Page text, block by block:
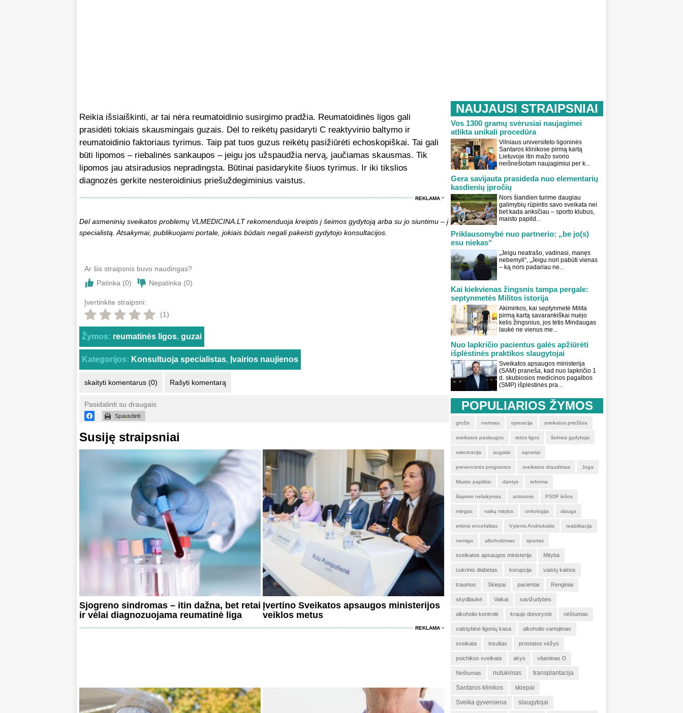
Reikia išsiaiškinti, ar tai nėra reumatoidinio susirgimo pradžia. Reumatoidinės ligos gali
prasidėti tokiais skausmingais guzais. Dėl to reikėtų pasidaryti C reaktyvinio baltymo ir
reumatoidinio faktoriaus tyrimus. Taip pat tuos guzus reikėtų pasižiūrėti echoskopiškai. Tai gali
būti lipomos – riebalinės sankaupos – jeigu jos užspaudžia nervą, jaučiamas skausmas. Tik
lipomos jau atsiradusios nepradingsta. Būtinai pasidarykite šiuos tyrimus. Ir iki tikslios
diagnozės gerkite nesteroidinius priešuždegiminius vaistus.
REKLAMA
Dėl asmeninių sveikatos problemų VLMEDICINA.LT rekomenduoja kreiptis į šeimos gydytoją arba su jo siuntimu – į
specialistą. Atsakymai, publikuojami portale, jokiais būdais negali pakeisti gydytojo konsultacijos.
Ar šis straipsnis buvo naudingas?
Patinka (0) Nepatinka (0)
Įvertinkite straipsni:
(1)
Žymos: reumatinės ligos, guzai
Kategorijos: Konsultuoja specialistas, Įvairios naujienos
skaityti komentarus (0) Rašyti komentarą
Pasidalinti su draugais
Susiję straipsniai
Sjogreno sindromas – itin dažna, bet retai
ir vėlai diagnozuojama reumatinė liga
Įvertino Sveikatos apsaugos ministerijos
veiklos metus
REKLAMA
NAUJAUSI STRAIPSNIAI
Vos 1300 gramų svėrusiai naujagimei
atlikta unikali procedūra
Vilniaus universiteto ligoninės
Santaros klinikose pirmą kartą
Lietuvoje itin mažo svorio
neišnešiotam naujagimiui per k...
Gera savijauta prasideda nuo elementarių
kasdienių įpročių
Nors šiandien turime daugiau
galimybių rūpintis savo sveikata nei
bet kada anksčiau – sporto klubus,
maisto papild...
Priklausomybė nuo partnerio: „be jo(s)
esu niekas“
„Jeigu neatrašo, vadinasi, manęs
nebemyli“, „Jeigu nori pabūti vienas
– ką nors padariau ne...
Kai kiekvienas žingsnis tampa pergale:
septynmetės Militos istorija
Akimirkos, kai septynmetė Milita
pirmą kartą savarankiškai nuėjo
kelis žingsnius, jos tėtis Mindaugas
laukė ne vienus me...
Nuo lapkričio pacientus galės apžiūrėti
išplėstinės praktikos slaugytojai
Sveikatos apsaugos ministerija
(SAM) praneša, kad nuo lapkričio 1
d. skubiosios medicinos pagalbos
(SMP) išplėstinės pra...
POPULIARIOS ŽYMOS
grožis nerimas operacija sveikatos priežiūra
sveikatos paslaugos retos ligos šeimos gydytojai
vakcinacija augalai sąnariai
prevencinės programos sveikatos draudimas Joga
Maisto papildai dantys reforma
šlapimo nelaikymas antsvoris PSDF lėšos
miegas vaikų mityba onkologija slauga
erkinis encefalitas Vytenis Andriukaitis reabilitacija
nemiga alkoholizmas sportas
sveikatos apsaugos ministerija Mityba
cukrinis diabetas korupcija vaistų kainos
traumos Skiepai pacientai Renginiai
skydliaukė Vaikai savižudybės
alkoholio kontrolė kraujo donorystė nėštumas
valstybinė ligonių kasa alkoholio vartojimas
sveikata insultas prostatos vėžys
psichikos sveikata akys vitaminas D
Nėštumas nutukimas transplantacija
Santaros klinikos skiepai
Sveika gyvensena slaugytojai